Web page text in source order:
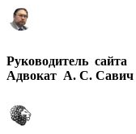
Руководитель сайта
Адвокат А. С. Савич